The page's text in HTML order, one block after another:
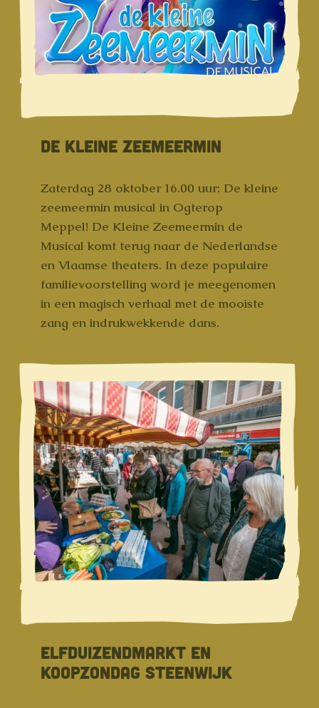
DE KLEINE ZEEMEERMIN
Zaterdag 28 oktober 16.00 uur: De kleine
zeemeermin musical in Ogterop
Meppel! De Kleine Zeemeermin de
Musical komt terug naar de Nederlandse
en Vlaamse theaters. In deze populaire
familievoorstelling word je meegenomen
in een magisch verhaal met de mooiste
zang en indrukwekkende dans.
ELFDUIZENDMARKT EN
KOOPZONDAG STEENWIJK